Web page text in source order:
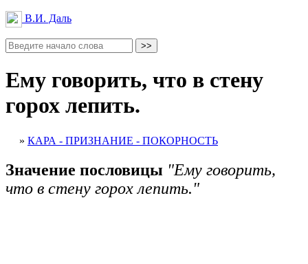
В.И. Даль
Ему говорить, что в стену
горох лепить.
» КАРА - ПРИЗНАНИЕ - ПОКОРНОСТЬ
Значение пословицы "Ему говорить,
что в стену горох лепить."